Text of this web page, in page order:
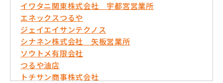
イワタニ関東株式会社 宇都宮営業所
エネックスつるや
ジェイエイサンテクノス
シナネン株式会社 矢板営業所
ソウトメ有限会社
つるや油店
トチサン商事株式会社